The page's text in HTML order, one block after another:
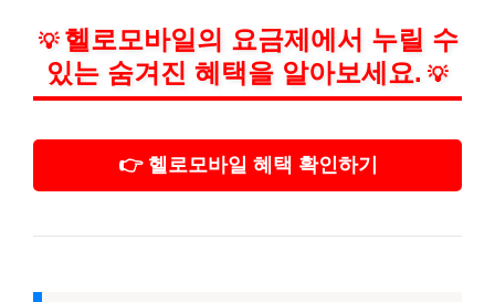
💡 헬로모바일의 요금제에서 누릴 수
있는 숨겨진 혜택을 알아보세요. 💡
👉 헬로모바일 혜택 확인하기